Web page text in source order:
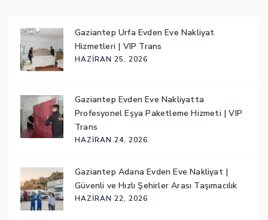
Gaziantep Urfa Evden Eve Nakliyat
Hizmetleri | VIP Trans
HAZIRAN 25, 2026
Gaziantep Evden Eve Nakliyatta
Profesyonel Eşya Paketleme Hizmeti | VIP
Trans
HAZIRAN 24, 2026
Gaziantep Adana Evden Eve Nakliyat |
Güvenli ve Hızlı Şehirler Arası Taşımacılık
HAZIRAN 22, 2026